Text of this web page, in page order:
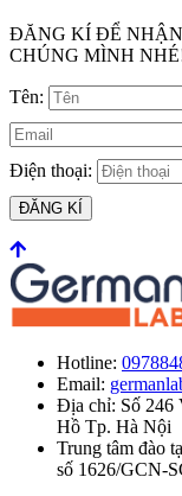
ĐĂNG KÍ ĐỂ
CHÚNG MÌNH
Tên:
Điện thoại:
ĐĂNG KÍ
Hotline:
Email:
Địa chỉ: Số 246
Hồ Tp. Hà Nội
Trung tâm đào
số 1626/GCN-